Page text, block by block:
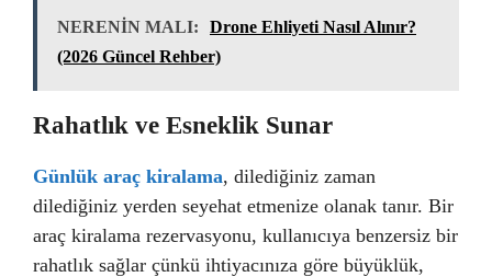
NERENİN MALI:
Drone Ehliyeti Nasıl Alınır?
(2026 Güncel Rehber)
Rahatlık ve Esneklik Sunar
Günlük araç kiralama, dilediğiniz zaman
dilediğiniz yerden seyehat etmenize olanak tanır. Bir
araç kiralama rezervasyonu, kullanıcıya benzersiz bir
rahatlık sağlar çünkü ihtiyacınıza göre büyüklük,